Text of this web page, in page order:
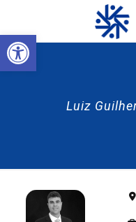
Abrir a barra
Luiz